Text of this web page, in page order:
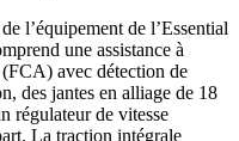
l’équipement de l’Essential
une assistance à
avec détection de
des jantes en alliage de 18
régulateur de vitesse
La traction intégrale